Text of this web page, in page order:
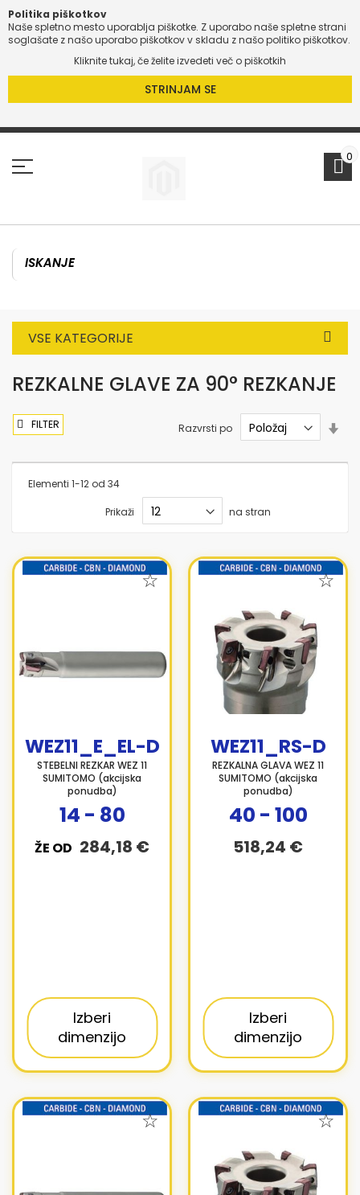
Politika piškotkov
Naše spletno mesto uporablja piškotke. Z uporabo naše spletne strani
soglašate z našo uporabo piškotkov v skladu z našo politiko piškotkov.
Kliknite tukaj, če želite izvedeti več o piškotkih
STRINJAM SE
Preskoči
0
VSE KATEGORIJE
REZKALNE GLAVE ZA 90° REZKANJE
Elementi 1-12 od 34
Prikaži na stran
Razvrsti po
WEZ11_E_EL-D
STEBELNI REZKAR WEZ 11
SUMITOMO (akcijska
ponudba)
ŽE OD 284,18 €
14 - 80
Izberi
dimenzijo
WEZ11_RS-D
REZKALNA GLAVA WEZ 11
SUMITOMO (akcijska
ponudba)
518,24 €
40 - 100
Izberi
dimenzijo
FILTER